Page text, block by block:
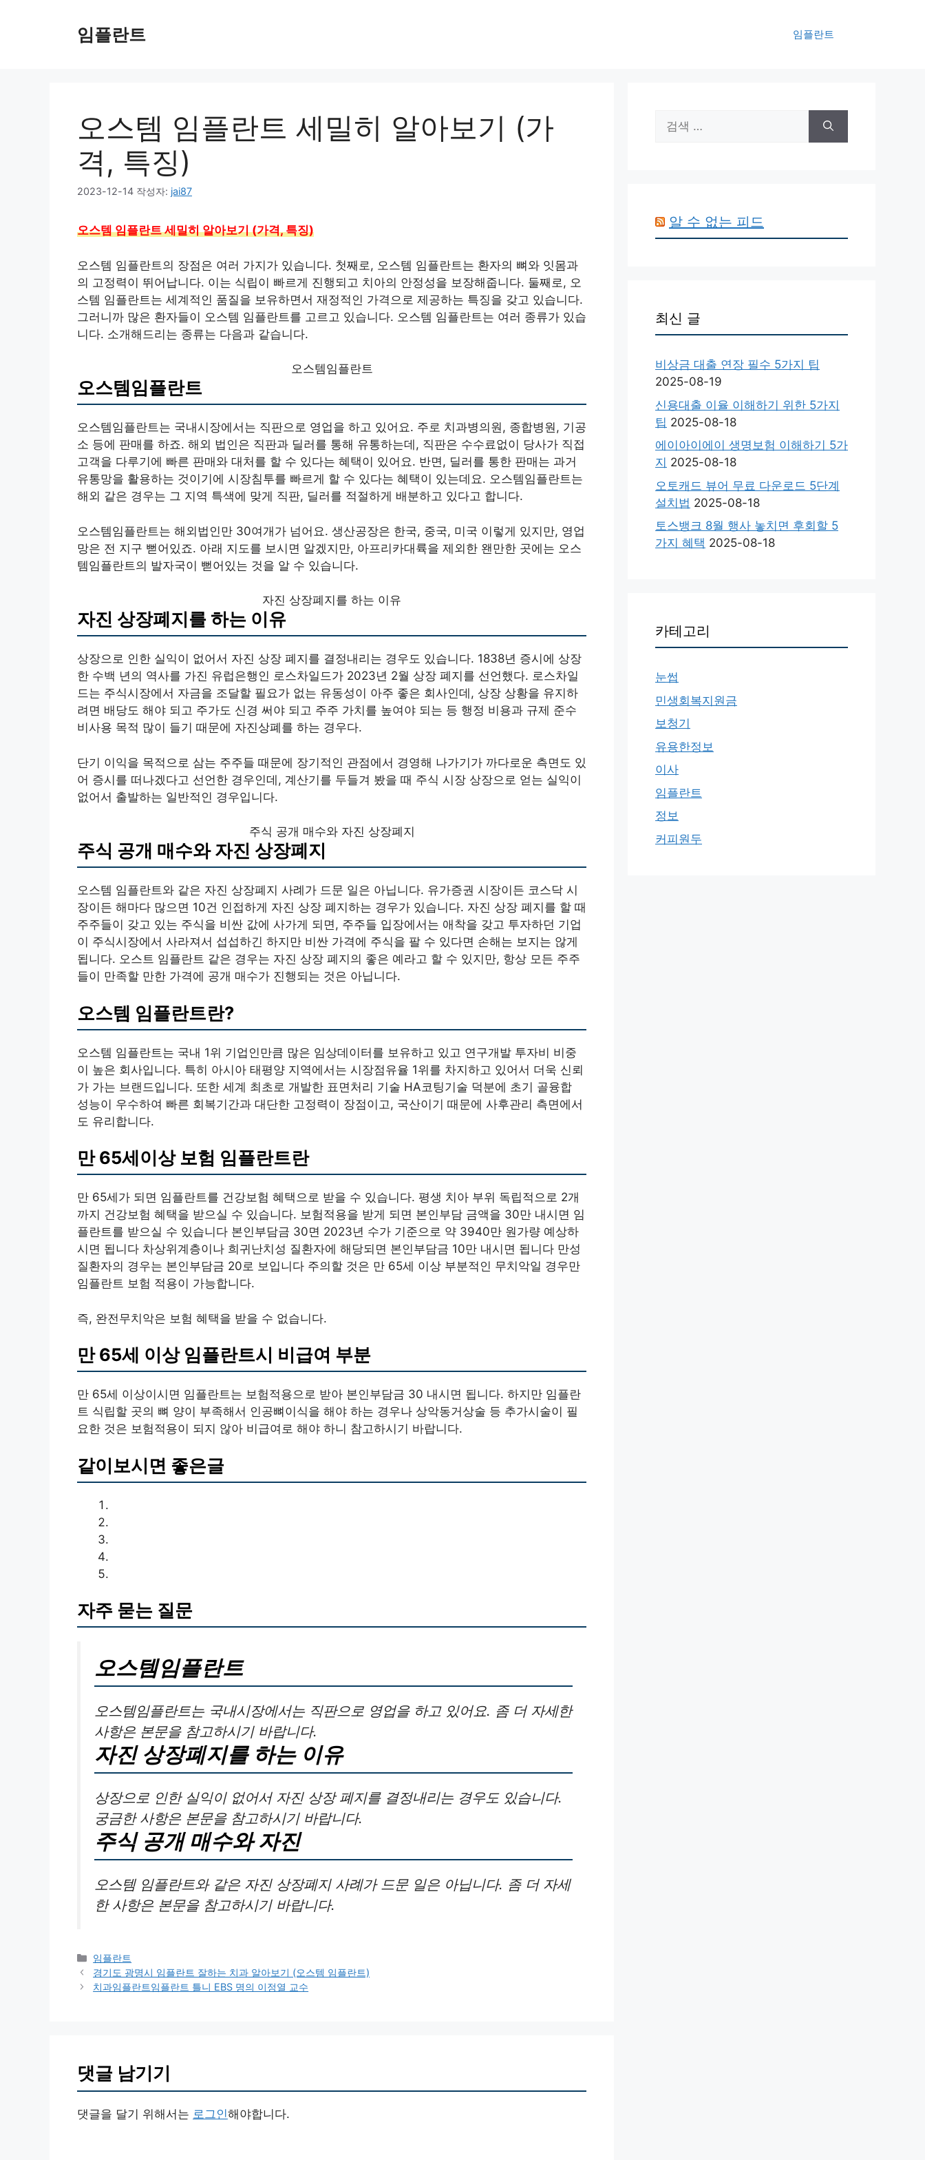
임플란트 임플란트
오스템 임플란트 세밀히 알아보기 (가
격, 특징)
2023-12-14 작성자: jai87
오스템 임플란트 세밀히 알아보기 (가격, 특징)
오스템 임플란트의 장점은 여러 가지가 있습니다. 첫째로, 오스템 임플란트는 환자의 뼈와 잇몸과
의 고정력이 뛰어납니다. 이는 식립이 빠르게 진행되고 치아의 안정성을 보장해줍니다. 둘째로, 오
스템 임플란트는 세계적인 품질을 보유하면서 재정적인 가격으로 제공하는 특징을 갖고 있습니다.
그러니까 많은 환자들이 오스템 임플란트를 고르고 있습니다. 오스템 임플란트는 여러 종류가 있습
니다. 소개해드리는 종류는 다음과 같습니다.
오스템임플란트
오스템임플란트
오스템임플란트는 국내시장에서는 직판으로 영업을 하고 있어요. 주로 치과병의원, 종합병원, 기공
소 등에 판매를 하죠. 해외 법인은 직판과 딜러를 통해 유통하는데, 직판은 수수료없이 당사가 직접
고객을 다루기에 빠른 판매와 대처를 할 수 있다는 혜택이 있어요. 반면, 딜러를 통한 판매는 과거
유통망을 활용하는 것이기에 시장침투를 빠르게 할 수 있다는 혜택이 있는데요. 오스템임플란트는
해외 같은 경우는 그 지역 특색에 맞게 직판, 딜러를 적절하게 배분하고 있다고 합니다.
오스템임플란트는 해외법인만 30여개가 넘어요. 생산공장은 한국, 중국, 미국 이렇게 있지만, 영업
망은 전 지구 뻗어있죠. 아래 지도를 보시면 알겠지만, 아프리카대륙을 제외한 왠만한 곳에는 오스
템임플란트의 발자국이 뻗어있는 것을 알 수 있습니다.
자진 상장폐지를 하는 이유
자진 상장폐지를 하는 이유
상장으로 인한 실익이 없어서 자진 상장 폐지를 결정내리는 경우도 있습니다. 1838년 증시에 상장
한 수백 년의 역사를 가진 유럽은행인 로스차일드가 2023년 2월 상장 폐지를 선언했다. 로스차일
드는 주식시장에서 자금을 조달할 필요가 없는 유동성이 아주 좋은 회사인데, 상장 상황을 유지하
려면 배당도 해야 되고 주가도 신경 써야 되고 주주 가치를 높여야 되는 등 행정 비용과 규제 준수
비사용 목적 많이 들기 때문에 자진상폐를 하는 경우다.
단기 이익을 목적으로 삼는 주주들 때문에 장기적인 관점에서 경영해 나가기가 까다로운 측면도 있
어 증시를 떠나겠다고 선언한 경우인데, 계산기를 두들겨 봤을 때 주식 시장 상장으로 얻는 실익이
없어서 출발하는 일반적인 경우입니다.
주식 공개 매수와 자진 상장폐지
주식 공개 매수와 자진 상장폐지
오스템 임플란트와 같은 자진 상장폐지 사례가 드문 일은 아닙니다. 유가증권 시장이든 코스닥 시
장이든 해마다 많으면 10건 인접하게 자진 상장 폐지하는 경우가 있습니다. 자진 상장 폐지를 할 때
주주들이 갖고 있는 주식을 비싼 값에 사가게 되면, 주주들 입장에서는 애착을 갖고 투자하던 기업
이 주식시장에서 사라져서 섭섭하긴 하지만 비싼 가격에 주식을 팔 수 있다면 손해는 보지는 않게
됩니다. 오스트 임플란트 같은 경우는 자진 상장 폐지의 좋은 예라고 할 수 있지만, 항상 모든 주주
들이 만족할 만한 가격에 공개 매수가 진행되는 것은 아닙니다.
오스템 임플란트란?
오스템 임플란트는 국내 1위 기업인만큼 많은 임상데이터를 보유하고 있고 연구개발 투자비 비중
이 높은 회사입니다. 특히 아시아 태평양 지역에서는 시장점유율 1위를 차지하고 있어서 더욱 신뢰
가 가는 브랜드입니다. 또한 세계 최초로 개발한 표면처리 기술 HA코팅기술 덕분에 초기 골융합
성능이 우수하여 빠른 회복기간과 대단한 고정력이 장점이고, 국산이기 때문에 사후관리 측면에서
도 유리합니다.
만 65세이상 보험 임플란트란
만 65세가 되면 임플란트를 건강보험 혜택으로 받을 수 있습니다. 평생 치아 부위 독립적으로 2개
까지 건강보험 혜택을 받으실 수 있습니다. 보험적용을 받게 되면 본인부담 금액을 30만 내시면 임
플란트를 받으실 수 있습니다 본인부담금 30면 2023년 수가 기준으로 약 3940만 원가량 예상하
시면 됩니다 차상위계층이나 희귀난치성 질환자에 해당되면 본인부담금 10만 내시면 됩니다 만성
질환자의 경우는 본인부담금 20로 보입니다 주의할 것은 만 65세 이상 부분적인 무치악일 경우만
임플란트 보험 적용이 가능합니다.
즉, 완전무치악은 보험 혜택을 받을 수 없습니다.
만 65세 이상 임플란트시 비급여 부분
만 65세 이상이시면 임플란트는 보험적용으로 받아 본인부담금 30 내시면 됩니다. 하지만 임플란
트 식립할 곳의 뼈 양이 부족해서 인공뼈이식을 해야 하는 경우나 상악동거상술 등 추가시술이 필
요한 것은 보험적용이 되지 않아 비급여로 해야 하니 참고하시기 바랍니다.
같이보시면 좋은글
자주 묻는 질문
오스템임플란트
오스템임플란트는 국내시장에서는 직판으로 영업을 하고 있어요. 좀 더 자세한
사항은 본문을 참고하시기 바랍니다.
자진 상장폐지를 하는 이유
상장으로 인한 실익이 없어서 자진 상장 폐지를 결정내리는 경우도 있습니다.
궁금한 사항은 본문을 참고하시기 바랍니다.
주식 공개 매수와 자진
오스템 임플란트와 같은 자진 상장폐지 사례가 드문 일은 아닙니다. 좀 더 자세
한 사항은 본문을 참고하시기 바랍니다.
카
테
고
임플란트
경기도 광명시 임플란트 잘하는 치과 알아보기 (오스템 임플란트)
치과임플란트임플란트 틀니 EBS 명의 이정열 교수
댓글 남기기
댓글을 달기 위해서는 로그인해야합니다.
색:
알 수 없는 피드
최신 글
비상금 대출 연장 필수 5가지 팁
2025-08-19
신용대출 이율 이해하기 위한 5가지
팁 2025-08-18
에이아이에이 생명보험 이해하기 5가
지 2025-08-18
오토캐드 뷰어 무료 다운로드 5단계
설치법 2025-08-18
토스뱅크 8월 행사 놓치면 후회할 5
가지 혜택 2025-08-18
카테고리
눈썹
민생회복지원금
보청기
유용한정보
이사
임플란트
정보
커피원두